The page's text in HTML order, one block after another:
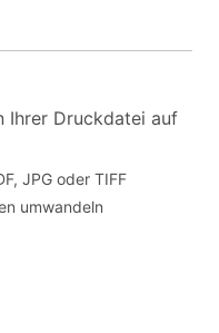
Ihrer Druckdatei auf
JPG oder TIFF
umwandeln